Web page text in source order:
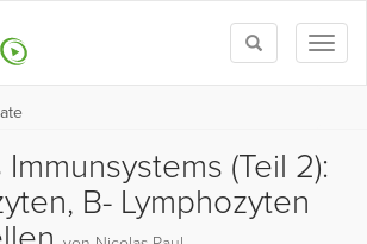
Toggle
search
(Teil 2):
B- Lymphozyten